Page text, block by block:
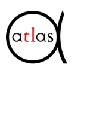
au
contenu